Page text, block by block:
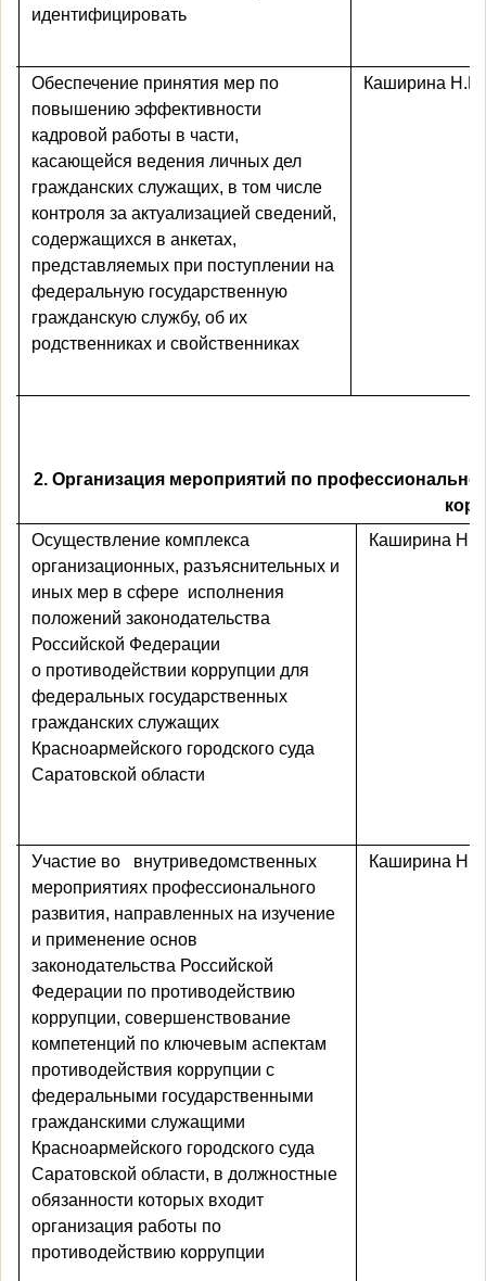
идентифицировать
Обеспечение принятия мер по
повышению эффективности
кадровой работы в части,
касающейся ведения личных дел
гражданских служащих, в том числе
контроля за актуализацией сведений,
содержащихся в анкетах,
представляемых при поступлении на
федеральную государственную
гражданскую службу, об их
родственниках и свойственниках
Каширина
2. Организация мероприятий по
Осуществление комплекса
организационных, разъяснительных и
иных мер в сфере исполнения
положений законодательства
Российской Федерации
о противодействии коррупции для
федеральных государственных
гражданских служащих
Красноармейского городского суда
Саратовской области
Каширина
Участие во
внутриведомственных
мероприятиях профессионального
развития, направленных на изучение
и применение основ
законодательства Российской
Федерации по противодействию
коррупции, совершенствование
компетенций по ключевым аспектам
противодействия коррупции с
федеральными государственными
гражданскими служащими
Красноармейского городского суда
Саратовской области, в должностные
обязанности которых входит
организация работы по
противодействию коррупции
Каширина